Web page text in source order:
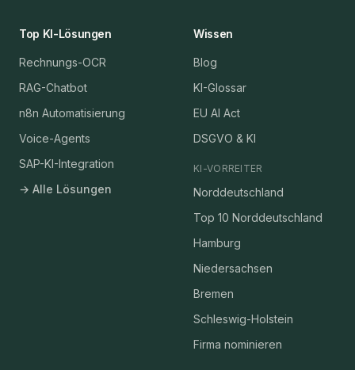
Top KI-Lösungen
Rechnungs-OCR
RAG-Chatbot
n8n Automatisierung
Voice-Agents
SAP-KI-Integration
→ Alle Lösungen
Wissen
Blog
KI-Glossar
EU AI Act
DSGVO & KI
KI-VORREITER
Norddeutschland
Top 10 Norddeutschland
Hamburg
Niedersachsen
Bremen
Schleswig-Holstein
Firma nominieren